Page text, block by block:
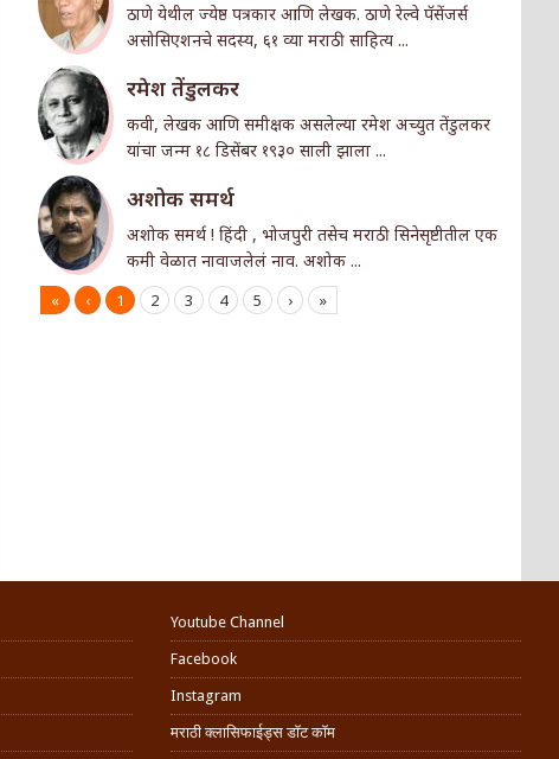
ठाणे येथील ज्येष्ठ पत्रकार आणि लेखक. ठाणे रेल्वे पॅसेंजर्स
असोसिएशनचे सदस्य, ६१ व्या मराठी साहित्य ...
रमेश तेंडुलकर
कवी, लेखक आणि समीक्षक असलेल्या रमेश अच्युत तेंडुलकर
यांचा जन्म १८ डिसेंबर १९३० साली झाला ...
अशोक समर्थ
अशोक समर्थ ! हिंदी , भोजपुरी तसेच मराठी सिनेसृष्टीतील एक
कमी वेळात नावाजलेलं नाव. अशोक ...
« ‹ 1 2 3 4 5 › »
Youtube Channel
Facebook
Instagram
मराठी क्लासिफाईड्स डॉट कॉम